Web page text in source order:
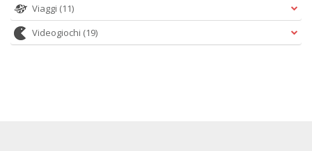
Viaggi (11)
Videogiochi (19)